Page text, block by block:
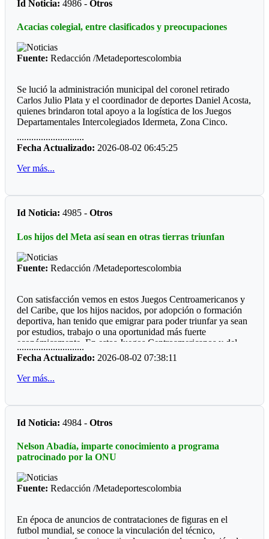
deporte del turmequé. Estos nombres cuentan con el respaldo
administración, es José Vicente Reyes “El Zurdo”, quien
actualmente es el administrador del Jardín de Tejo de la Villa
Id Noticia: 4986 -Otros
Acacias colegial, entre clasificados y preocupaciones
Fuente: Redacción /Metadeportescolombia
Se lució la administración municipal del coronel retirado
Carlos Julio Plata y el coordinador de deportes Daniel Acosta,
quienes brindaron total apoyo a la logística de los Juegos
Departamentales Intercolegiados Idermeta, Zona Cinco.
El equipo administrativo y operativo estuvo atento a cada
detalle para que la programación se cumpliera al pie de la
letra. Desde ya la Alcaldía de Acacias anuncia la adecuación
de los escenarios que requiere seguramente un decorado más
Juvenil masculino: José María Córdoba (Guamal)
Juvenil femenino: Juan Rozo (Acacias)
Juvenil masculino: Pablo E. Riveros (Acacias)
Futbol Sala
Prejuvenil femenino: José María Córdoba (Guamal)
Prejuvenil masculino: Sto Domingo Savio (Acacias)
Juvenil femenino: Campestre Domisiano (Guamal)
*Las preocupaciones*
............................
Fecha Actualizado: 2026-08-02 06:45:25
Ver más...
Id Noticia: 4985 -Otros
Los hijos del Meta así sean en otras tierras triunfan
Fuente: Redacción /Metadeportescolombia
Con satisfacción vemos en estos Juegos Centroamericanos y
del Caribe, que los hijos nacidos, por adopción o formación
deportiva, han tenido que emigrar para poder triunfar ya sean
por estudios, trabajo o una oportunidad más fuerte
económicamente. En estos Juegos Centroamericanos y del
Caribe de Santo Domingo, lo estamos viendo:
*Ajedrez*
defiendo los colores de la Liga de Ajedrez del Meta, fue
también recibió los consejos de Javier Marroquín ,hoy está en
del Valle del Cauca. Ganó oro y plata en la capital
dominicana.
*Voleibol*
instructor Gabriel Lamprea. Hoy esta con la Liga de Bogotà y
figura en la nómina de la Selección Colombia que por primera
............................
Fecha Actualizado: 2026-08-02 07:38:11
Ver más...
Id Noticia: 4984 -Otros
Nelson Abadía, imparte conocimiento a programa
patrocinado por la ONU
Fuente: Redacción /Metadeportescolombia
En época de anuncios de contrataciones de figuras en el
futbol mundial, se conoce la vinculación del técnico,